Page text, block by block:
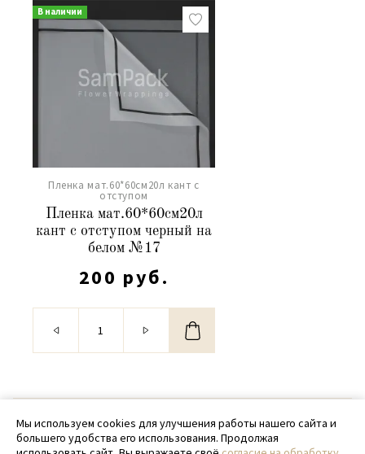
В наличии
Пленка мат.60*60см20л кант с
отступом
Пленка мат.60*60см20л
кант с отступом черный на
белом №17
200 руб.
© 2020 - 2026 SamPack
+ 7 (918) 699-97-87
Мы используем cookies для улучшения работы нашего сайта и
большего удобства его использования. Продолжая